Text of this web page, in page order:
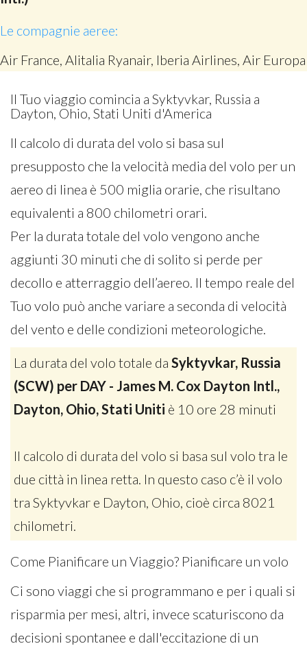
Le compagnie aeree:
Air France, Alitalia Ryanair, Iberia Airlines, Air Europa
Il Tuo viaggio comincia a Syktyvkar, Russia a
Dayton, Ohio, Stati Uniti d'America
Il calcolo di durata del volo si basa sul
presupposto che la velocità media del volo per un
aereo di linea è 500 miglia orarie, che risultano
equivalenti a 800 chilometri orari.
Per la durata totale del volo vengono anche
aggiunti 30 minuti che di solito si perde per
decollo e atterraggio dell’aereo. Il tempo reale del
Tuo volo può anche variare a seconda di velocità
del vento e delle condizioni meteorologiche.
La durata del volo totale da Syktyvkar, Russia
(SCW) per DAY - James M. Cox Dayton Intl.,
Dayton, Ohio, Stati Uniti è 10 ore 28 minuti
Il calcolo di durata del volo si basa sul volo tra le
due città in linea retta. In questo caso c’è il volo
tra Syktyvkar e Dayton, Ohio, cioè circa 8021
chilometri.
Come Pianificare un Viaggio? Pianificare un volo
Ci sono viaggi che si programmano e per i quali si
risparmia per mesi, altri, invece scaturiscono da
decisioni spontanee e dall'eccitazione di un